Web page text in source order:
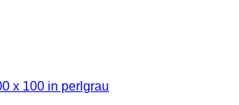
x 100 in perlgrau